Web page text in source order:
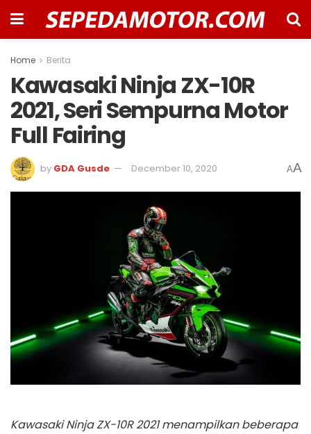
Home Berita
Kawasaki Ninja ZX-10R
2021, Seri Sempurna Motor
Full Fairing
by GDA Gusde December 10, 2020 AA
Kawasaki Ninja ZX-10R 2021 menampilkan beberapa